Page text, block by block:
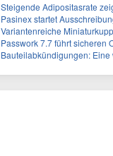
Steigende Adipositasrate zeigt strukturellen
Pasinex startet Ausschreibung für hochgradiges Zinksulfidkonzentrat mit
Variantenreiche Miniaturkupplungen
Passwork 7.7 führt sicheren Offline-Modus
Bauteilabkündigungen: Eine wachsende